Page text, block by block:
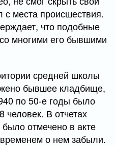
места происшествия.
что подобные
многими его бывшими
средней школы
бывшее кладбище,
по 50-е годы было
человек. В отчетах
было отмечено в акте
о нем забыли.